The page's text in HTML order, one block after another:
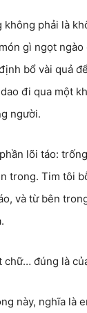
không phải là
gì ngọt ngào
bổ vài quả
đi qua một
người.
lõi táo:
trong. Tim tôi
và từ bên
chữ… đúng là
này, nghĩa là